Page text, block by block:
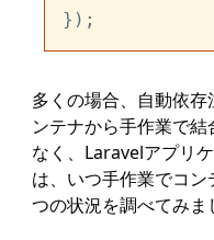
多くの場合、自動依存
ンテナから手作業で
なく、Laravelアプリ
は、いつ手作業でコ
つの状況を調べてみま